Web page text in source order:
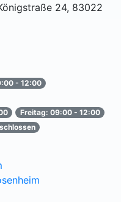
24, 83022
- 12:00
Freitag: 09:00 - 12:00